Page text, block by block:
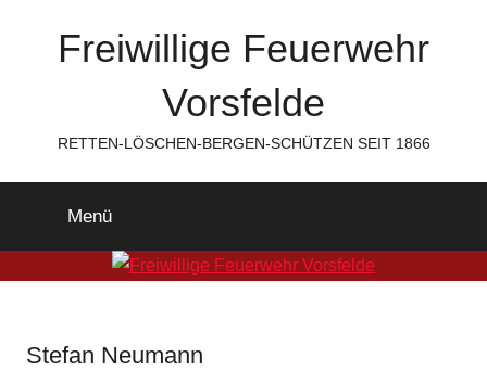
Freiwillige Feuerwehr
Vorsfelde
RETTEN-LÖSCHEN-BERGEN-SCHÜTZEN SEIT 1866
Menü
Stefan Neumann